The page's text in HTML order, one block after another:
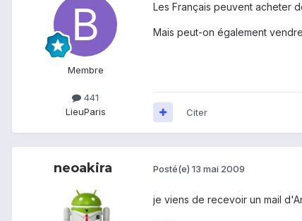
Membre
441
LieuParis
Les Français peuvent acheter
Mais peut-on également
Citer
neoakira Posté(e) 13 mai 2009
je viens de recevoir un mail